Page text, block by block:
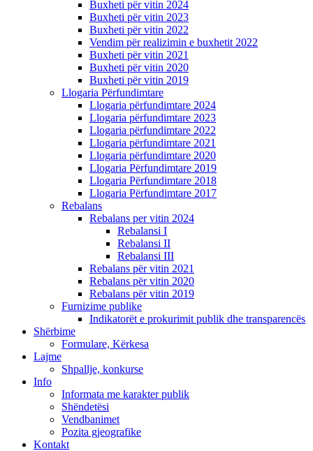
Buxheti për vitin 2024
Buxheti për vitin 2023
Buxheti për vitin 2022
Vendim për realizimin e buxhetit 2022
Buxheti për vitin 2021
Buxheti për vitin 2020
Buxheti për vitin 2019
Llogaria Përfundimtare
Llogaria përfundimtare 2024
Llogaria përfundimtare 2023
Llogaria përfundimtare 2022
Llogaria përfundimtare 2021
Llogaria përfundimtare 2020
Llogaria Përfundimtare 2019
Llogaria Përfundimtare 2018
Llogaria Përfundimtare 2017
Rebalans
Rebalans per vitin 2024
Rebalansi I
Rebalansi II
Rebalansi III
Rebalans për vitin 2021
Rebalans për vitin 2020
Rebalans për vitin 2019
Furnizime publike
Indikatorët e prokurimit publik dhe transparencës
Shërbime
Formulare, Kërkesa
Lajme
Shpallje, konkurse
Info
Informata me karakter publik
Shëndetësi
Vendbanimet
Pozita gjeografike
Kontakt